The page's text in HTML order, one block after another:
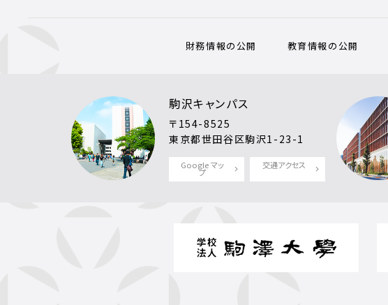
財務情報の公開 教育情報の公開
駒沢キャンパス
〒154-8525
東京都世田谷区駒沢1-23-1
Google マッ
プ
交通アクセス